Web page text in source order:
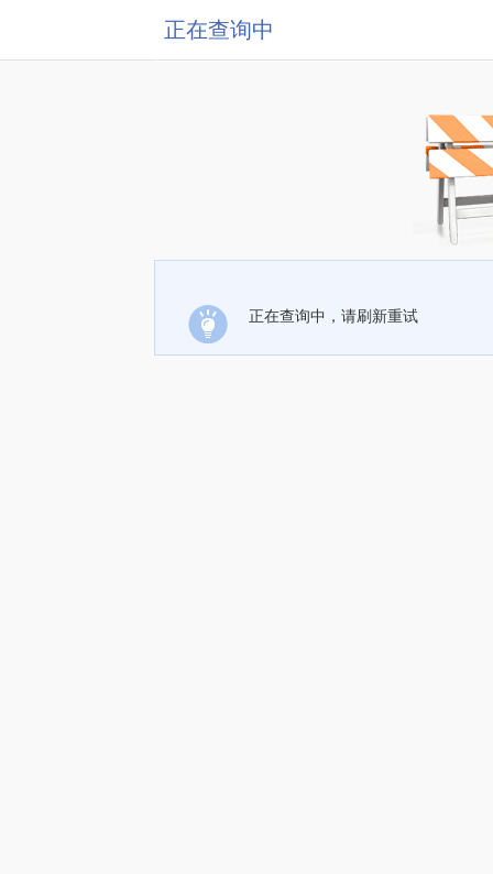
正在查询中
正在查询中，请刷新重试